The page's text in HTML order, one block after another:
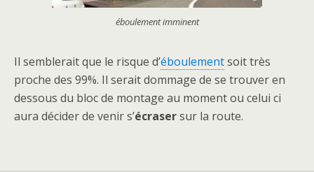
éboulement imminent
Il semblerait que le risque d’éboulementsoit très
proche des 99%. Il serait dommage de se trouver en
dessous du bloc de montage au moment ou celui ci
aura décider de venir s’écrasersur la route.